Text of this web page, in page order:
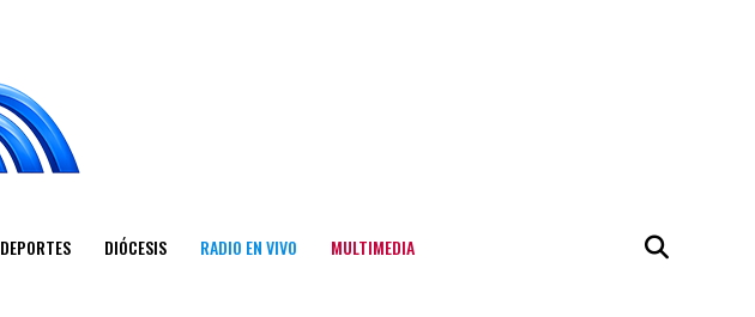
DEPORTES DIÓCESIS RADIO EN VIVO MULTIMEDIA